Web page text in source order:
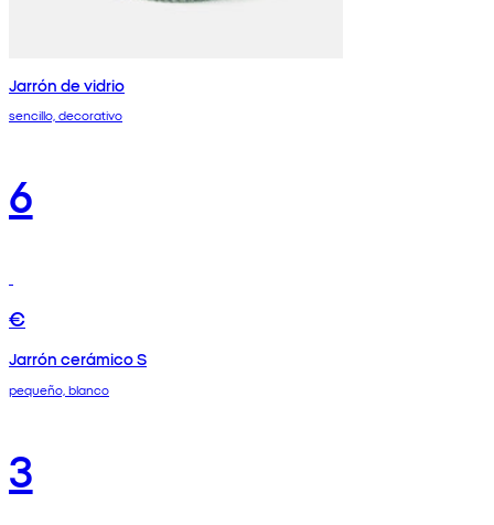
Jarrón de vidrio
sencillo, decorativo
6
€
Jarrón cerámico S
pequeño, blanco
3